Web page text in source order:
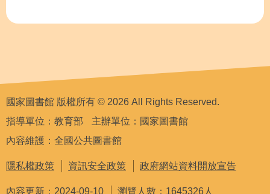
國家圖書館 版權所有 © 2026 All Rights Reserved.
指導單位：教育部
主辦單位：國家圖書館
內容維護：全國公共圖書館
隱私權政策 資訊安全政策 政府網站資料開放宣告
內容更新：2024-09-10 瀏覽人數：1645326人